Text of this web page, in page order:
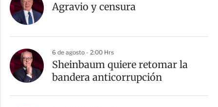
Agravio y censura
6 de agosto - 2:00 Hrs
Sheinbaum quiere retomar la
bandera anticorrupción